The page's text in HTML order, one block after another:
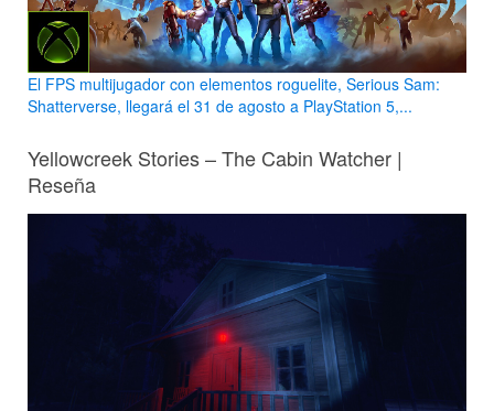
El FPS multijugador con elementos roguelite, Serious Sam:
Shatterverse, llegará el 31 de agosto a PlayStation 5,...
Yellowcreek Stories – The Cabin Watcher |
Reseña